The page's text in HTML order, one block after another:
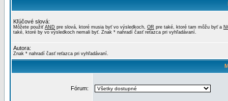
Kľúčové slová:
Môžete použiť AND pre slová, ktoré musia byť vo výsledkoch, OR pre také, ktoré tam môžu byť a
také, ktoré by vo výsledkoch nemali byť. Znak * nahradí časť reťazca pri vyhľadávaní.
Autora:
Znak * nahradí časť reťazca pri vyhľadávaní.
Fórum: